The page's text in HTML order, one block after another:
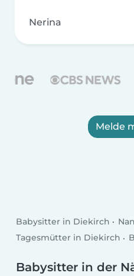
Nerina
Melde
Babysitter in Diekirch
Tagesmütter in Diekirch
Babysitter in der